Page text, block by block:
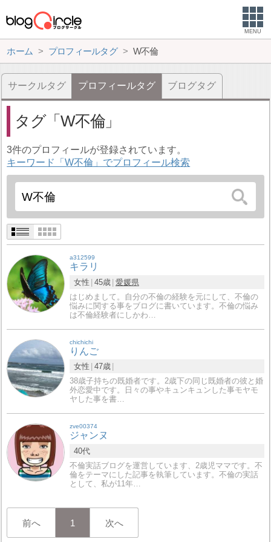
MENU
ホーム プロフィールタグ W不倫
サークルタグ プロフィールタグ ブログタグ
タグ W不倫
3件のプロフィールが登録されています。
キーワード「W不倫」でプロフィール検索
a312599
キラリ
女性 45歳 愛媛県
はじめまして。自分の不倫の経験を元にして、不倫の
悩みに関する事をブログに書いています。不倫の悩み
は不倫経験者にしかわ…
chichichi
りんご
女性 47歳
38歳子持ちの既婚者です。2歳下の同じ既婚者の彼と婚
外恋愛中です。日々の事やキュンキュンした事モヤモ
ヤした事を書…
zve00374
ジャンヌ
40代
不倫実話ブログを運営しています、2歳児ママです。不
倫をテーマにした記事を執筆しています。不倫の実話
として、私が11年…
前へ 1 次へ